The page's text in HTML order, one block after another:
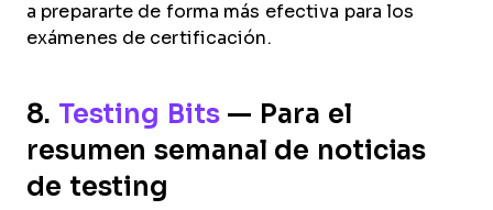
a prepararte de forma más efectiva para los
exámenes de certificación.
8. Testing Bits— Para el
resumen semanal de noticias
de testing